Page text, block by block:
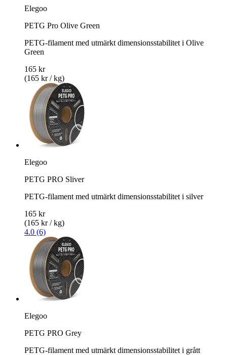
Elegoo
PETG Pro Olive Green
PETG-filament med utmärkt dimensionsstabilitet i Olive
Green
165 kr
(165 kr / kg)
Elegoo
PETG PRO Sliver
PETG-filament med utmärkt dimensionsstabilitet i silver
165 kr
(165 kr / kg)
4.0 (6)
Elegoo
PETG PRO Grey
PETG-filament med utmärkt dimensionsstabilitet i grått